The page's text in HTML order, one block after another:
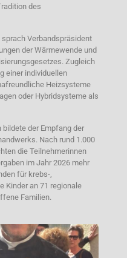
des
Verbandspräsident
der Wärmewende und
Zugleich
einer individuellen
Heizsysteme
oder Hybridsysteme als
der Empfang der
Nach rund 1.000
die Teilnehmerinnen
im Jahr 2026 mehr
für krebs-,
Kinder an 71 regionale
Familien.